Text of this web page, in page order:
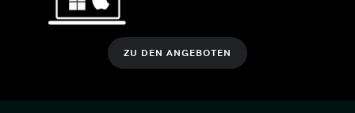
ZU DEN ANGEBOTEN